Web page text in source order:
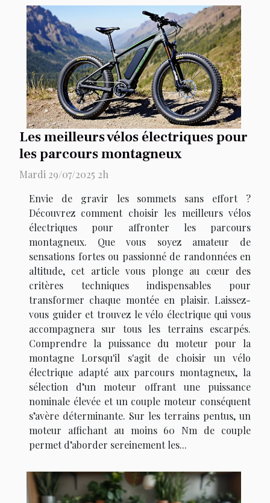
Les meilleurs vélos électriques pour
les parcours montagneux
Mardi 29/07/2025 2h
Envie de gravir les sommets sans effort ?
Découvrez comment choisir les meilleurs vélos
électriques pour affronter les parcours
montagneux. Que vous soyez amateur de
sensations fortes ou passionné de randonnées en
altitude, cet article vous plonge au cœur des
critères techniques indispensables pour
transformer chaque montée en plaisir. Laissez-
vous guider et trouvez le vélo électrique qui vous
accompagnera sur tous les terrains escarpés.
Comprendre la puissance du moteur pour la
montagne Lorsqu'il s'agit de choisir un vélo
électrique adapté aux parcours montagneux, la
sélection d’un moteur offrant une puissance
nominale élevée et un couple moteur conséquent
s’avère déterminante. Sur les terrains pentus, un
moteur affichant au moins 60 Nm de couple
permet d’aborder sereinement les...